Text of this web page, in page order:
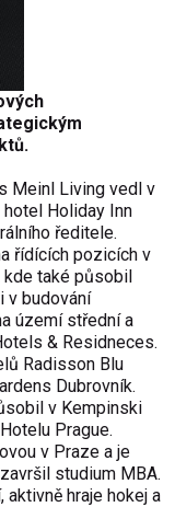
Meinl Living vedl v
Holiday Inn
ředitele.
řídících pozicích v
kde také působil
v budování
území střední a
& Residneces.
Radisson Blu
Dubrovník.
v Kempinski
Prague.
v Praze a je
studium MBA.
aktivně hraje hokej a